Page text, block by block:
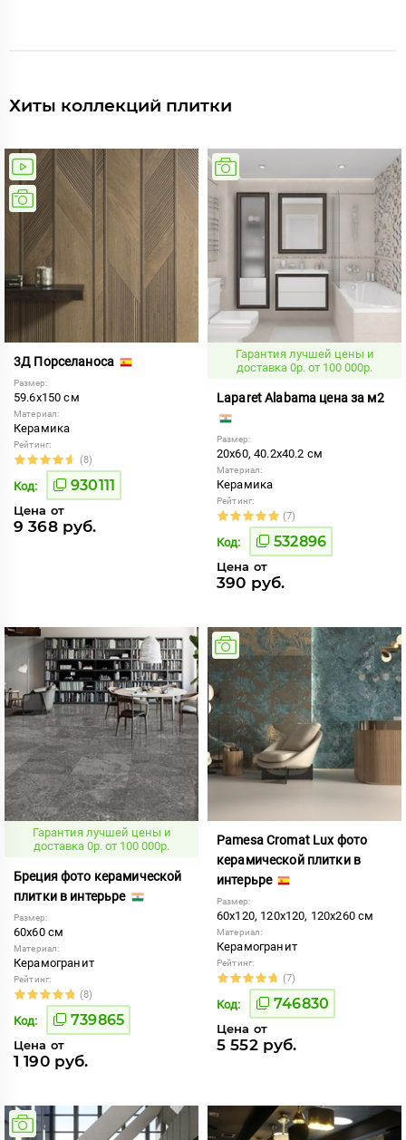
Хиты коллекций плитки
3Д Порселаноса
Размер:
59.6x150 см
Материал:
Керамика
Рейтинг:
(8)
Код: 930111
Цена от
9 368 руб.
Гарантия лучшей цены и
доставка 0р. от 100 000р.
Laparet Alabama цена за м2
Размер:
20x60, 40.2x40.2 см
Материал:
Керамика
Рейтинг:
(7)
Код: 532896
Цена от
390 руб.
Гарантия лучшей цены и
доставка 0р. от 100 000р.
Бреция фото керамической
плитки в интерьре
Размер:
60x60 см
Материал:
Керамогранит
Рейтинг:
(8)
Код: 739865
Цена от
1 190 руб.
Pamesa Cromat Lux фото
керамической плитки в
интерьре
Размер:
60x120, 120x120, 120x260 см
Материал:
Керамогранит
Рейтинг:
(7)
Код: 746830
Цена от
5 552 руб.